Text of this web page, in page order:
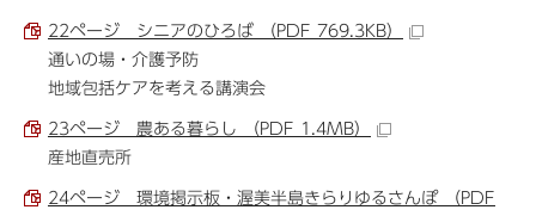
22ページ シニアのひろば （PDF 769.3KB）
通いの場・介護予防
地域包括ケアを考える講演会
23ページ 農ある暮らし （PDF 1.4MB）
産地直売所
24ページ 環境掲示板・渥美半島きらりゆるさんぽ （PDF